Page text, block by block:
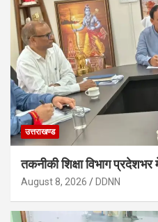
उत्तराखण्ड
तकनीकी शिक्षा विभाग
August 8, 2026 DDNN